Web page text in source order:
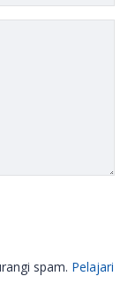
spam. Pelajari